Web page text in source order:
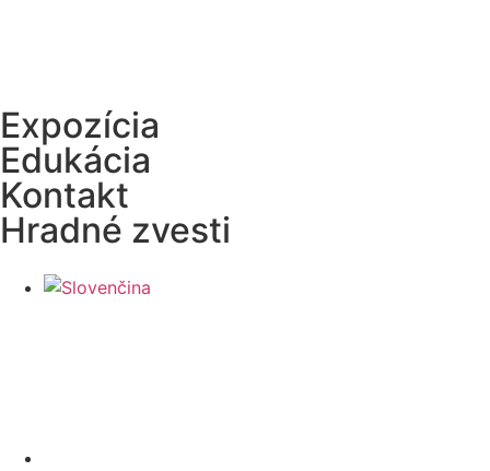
Expozícia
Edukácia
Kontakt
Hradné zvesti